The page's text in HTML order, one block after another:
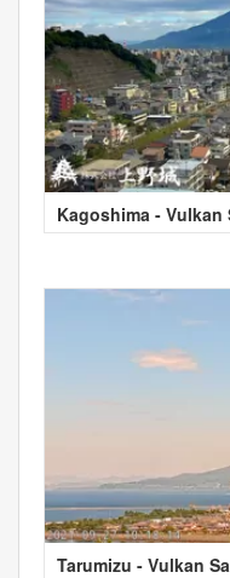
Kagoshima - Vulkan
Tarumizu - Vulkan